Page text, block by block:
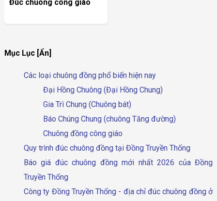
Đúc chuông công giáo
Mục Lục [Ẩn]
Các loại chuông đồng phổ biến hiện nay
Đại Hồng Chuông (Đại Hồng Chung)
Gia Trì Chung (Chuông bát)
Báo Chúng Chung (chuông Tăng đường)
Chuông đồng công giáo
Quy trình đúc chuông đồng tại Đồng Truyền Thống
Báo giá đúc chuông đồng mới nhất 2026 của Đồng
Truyền Thống
Công ty Đồng Truyền Thống - địa chỉ đúc chuông đồng ở